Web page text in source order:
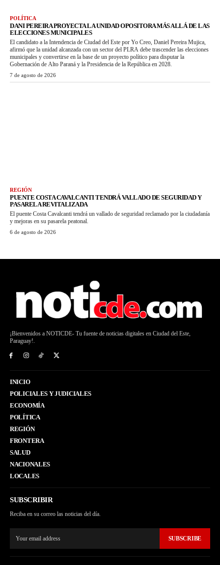
POLÍTICA
DANI PEREIRA PROYECTA LA UNIDAD OPOSITORA MÁS ALLÁ DE LAS
ELECCIONES MUNICIPALES
El candidato a la Intendencia de Ciudad del Este por Yo Creo, Daniel Pereira Mujica,
afirmó que la unidad alcanzada con un sector del PLRA debe trascender las elecciones
municipales y convertirse en la base de un proyecto político para disputar la
Gobernación de Alto Paraná y la Presidencia de la República en 2028.
7 de agosto de 2026
REGIÓN
PUENTE COSTA CAVALCANTI TENDRÁ VALLADO DE SEGURIDAD Y
PASARELA REVITALIZADA
El puente Costa Cavalcanti tendrá un vallado de seguridad reclamado por la ciudadanía
y mejoras en su pasarela peatonal.
6 de agosto de 2026
¡Bienvenidos a NOTICDE- Tu fuente de noticias digitales en Ciudad del Este,
Paraguay!.
INICIO
POLICIALES Y JUDICIALES
ECONOMÍA
POLÍTICA
REGIÓN
FRONTERA
SALUD
NACIONALES
LOCALES
SUBSCRIBIR
Reciba en su correo las noticias del día.
SUBSCRIBE